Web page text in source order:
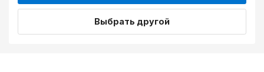
Выбрать другой